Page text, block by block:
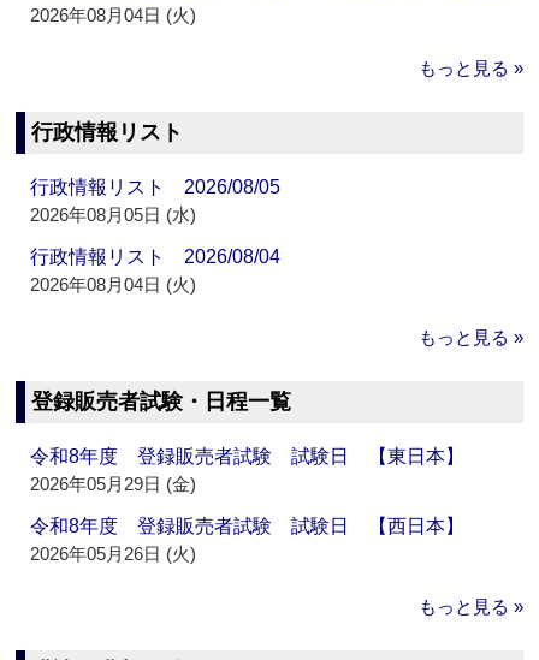
2026年08月04日 (火)
もっと見る »
行政情報リスト
行政情報リスト 2026/08/05
2026年08月05日 (水)
行政情報リスト 2026/08/04
2026年08月04日 (火)
もっと見る »
登録販売者試験・日程一覧
令和8年度 登録販売者試験 試験日 【東日本】
2026年05月29日 (金)
令和8年度 登録販売者試験 試験日 【西日本】
2026年05月26日 (火)
もっと見る »